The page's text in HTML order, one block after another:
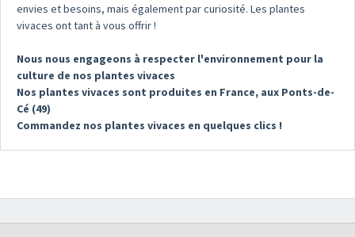
envies et besoins, mais également par curiosité. Les plantes
vivaces ont tant à vous offrir !
Nous nous engageons à respecter l'environnement pour la
culture de nos plantes vivaces
Nos plantes vivaces sont produites en France, aux Ponts-de-
Cé (49)
Commandez nos plantes vivaces en quelques clics !